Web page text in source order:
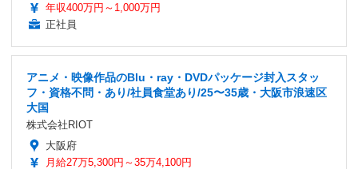
年収400万円～1,000万円
正社員
アニメ・映像作品のBlu・ray・DVDパッケージ封入スタッ
フ・資格不問・あり/社員食堂あり/25〜35歳・大阪市浪速区
大国
株式会社RIOT
大阪府
月給27万5,300円～35万4,100円